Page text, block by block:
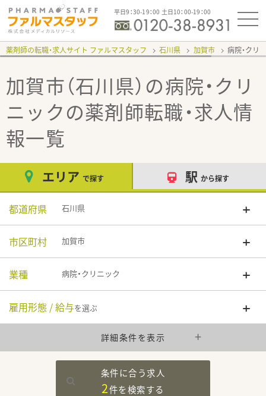
平日9：30-19：00 土日10：00-19：00
薬剤師の転職・求人サイト ファルマスタッフ 石川県 加賀市 病院・クリ
加賀市（石川県）の病院・クリ
ニックの薬剤師転職・求人情
報一覧
エリア で探す 駅 から探す
都道府県 石川県
市区町村 加賀市
業種 病院・クリニック
雇用形態 / 給与を選ぶ
詳細条件を表示
条件に合う求人
2件を検索する